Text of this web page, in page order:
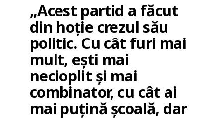
„Acest partid a făcut
din hoție crezul său
politic. Cu cât furi mai
mult, ești mai
necioplit și mai
combinator, cu cât ai
mai puțină școală, dar